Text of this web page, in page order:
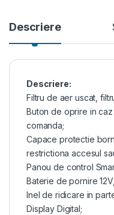
Descriere
Descriere:
Filtru de aer uscat,
Buton de oprire in
comanda;
Capace protectie
restrictiona accesul
Panou de control
Baterie de pornire
Inel de ridicare in
Display Digital;